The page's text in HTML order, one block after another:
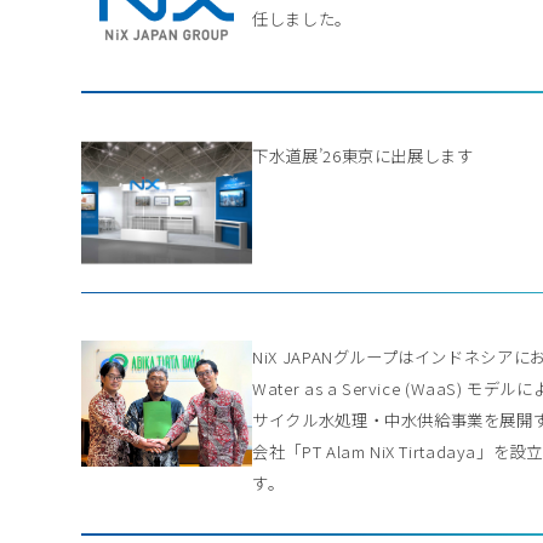
任しました。
下水道展’26東京に出展します
NiX JAPANグループはインドネシアに
Water as a Service (WaaS) モデルに
サイクル水処理・中水供給事業を展開
会社「PT Alam NiX Tirtadaya」を設
す。